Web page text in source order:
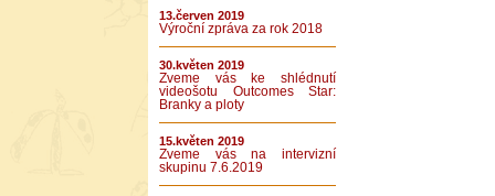
13.červen 2019
Výroční zpráva za rok 2018
30.květen 2019
Zveme vás ke shlédnutí
videošotu Outcomes Star:
Branky a ploty
15.květen 2019
Zveme vás na intervizní
skupinu 7.6.2019